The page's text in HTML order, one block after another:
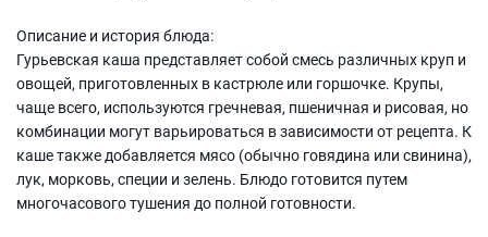
Описание и история блюда:
Гурьевская каша представляет собой смесь различных круп и
овощей, приготовленных в кастрюле или горшочке. Крупы,
чаще всего, используются гречневая, пшеничная и рисовая, но
комбинации могут варьироваться в зависимости от рецепта. К
каше также добавляется мясо (обычно говядина или свинина),
лук, морковь, специи и зелень. Блюдо готовится путем
многочасового тушения до полной готовности.